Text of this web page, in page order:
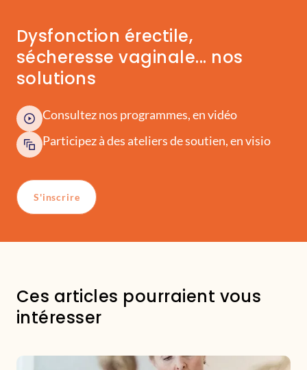
Dysfonction érectile,
sécheresse vaginale... nos
solutions
Consultez nos programmes, en vidéo
Participez à des ateliers de soutien, en visio
S'inscrire
Ces articles pourraient vous
intéresser